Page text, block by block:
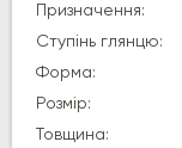
Призначення:
Ступінь глянцю:
Форма:
Розмір:
Товщина: